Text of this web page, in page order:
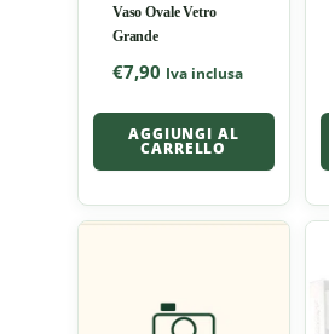
Vaso Ovale Vetro
Grande
€7,90 Iva inclusa
AGGIUNGI AL
CARRELLO